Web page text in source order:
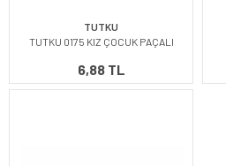
TUTKU
TUTKU 0175 KIZ ÇOCUK PAÇALI
6,88 TL